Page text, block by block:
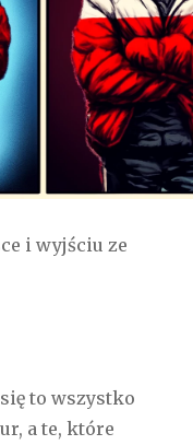
i wyjściu ze
to wszystko
a te, które